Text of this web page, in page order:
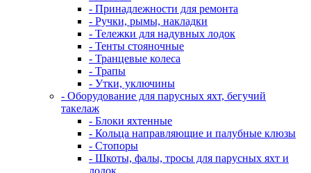
- Принадлежности для ремонта
- Ручки, рымы, накладки
- Тележки для надувных лодок
- Тенты стояночные
- Транцевые колеса
- Трапы
- Утки, уключины
- Оборудование для парусных яхт, бегучий
такелаж
- Блоки яхтенные
- Кольца направляющие и палубные клюзы
- Стопоры
- Шкоты, фалы, тросы для парусных яхт и
лодок